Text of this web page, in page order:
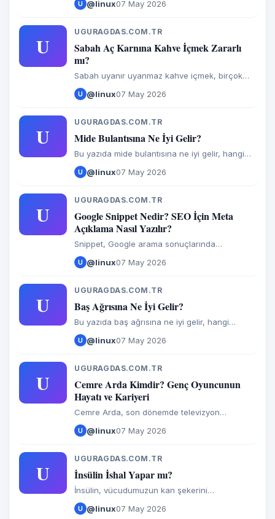
hatasını ve bu hatanın çözüm yollarını
Sayfa - 404 Hatası Çözümü WordPress
sistemlerde çok sık karşılaşılmasa da zaman
zaman bu beyaz sayfa hatası karşımıza...
U @linux07 May 2026
U
UGURAGDAS.COM.TR
Sabah Aç Karnına Kahve İçmek Zararlı
mı?
Sabah uyanır uyanmaz kahve içmek, birçok
kişi için güne başlamanın en keyifli yollarından
biridir. Ancak son yıllarda sıkça sorulan bir
U @linux07 May 2026
U
UGURAGDAS.COM.TR
Mide Bulantısına Ne İyi Gelir?
Bu yazıda mide bulantısına ne iyi gelir, hangi
yöntemler bulantıyı hafifletir ve dikkat edilmesi
gereken noktalar nelerdir detaylı şekilde ele
U @linux07 May 2026
U
UGURAGDAS.COM.TR
Google Snippet Nedir? SEO İçin Meta
Açıklama Nasıl Yazılır?
Snippet, Google arama sonuçlarında
kullanıcıların ilk dikkatini çeken ve tıklama
kararını doğrudan etkileyen en önemli
U @linux07 May 2026
U
UGURAGDAS.COM.TR
Baş Ağrısına Ne İyi Gelir?
Bu yazıda baş ağrısına ne iyi gelir, hangi
yöntemlerle ağrının hafifletilebileceği ve dikkat
edilmesi gereken noktalar SEO uyumlu şekilde
U @linux07 May 2026
U
UGURAGDAS.COM.TR
Cemre Arda Kimdir? Genç Oyuncunun
Hayatı ve Kariyeri
Cemre Arda, son dönemde televizyon
dünyasında dikkat çeken genç oyuncular
arasında yer almaktadır. Mimar Sinan
U @linux07 May 2026
U
UGURAGDAS.COM.TR
İnsülin İshal Yapar mı?
İnsülin, vücudumuzun kan şekerini
düzenlemede önemli bir rol oynayan bir
hormondur. Diyabet hastaları için insülin
U @linux07 May 2026